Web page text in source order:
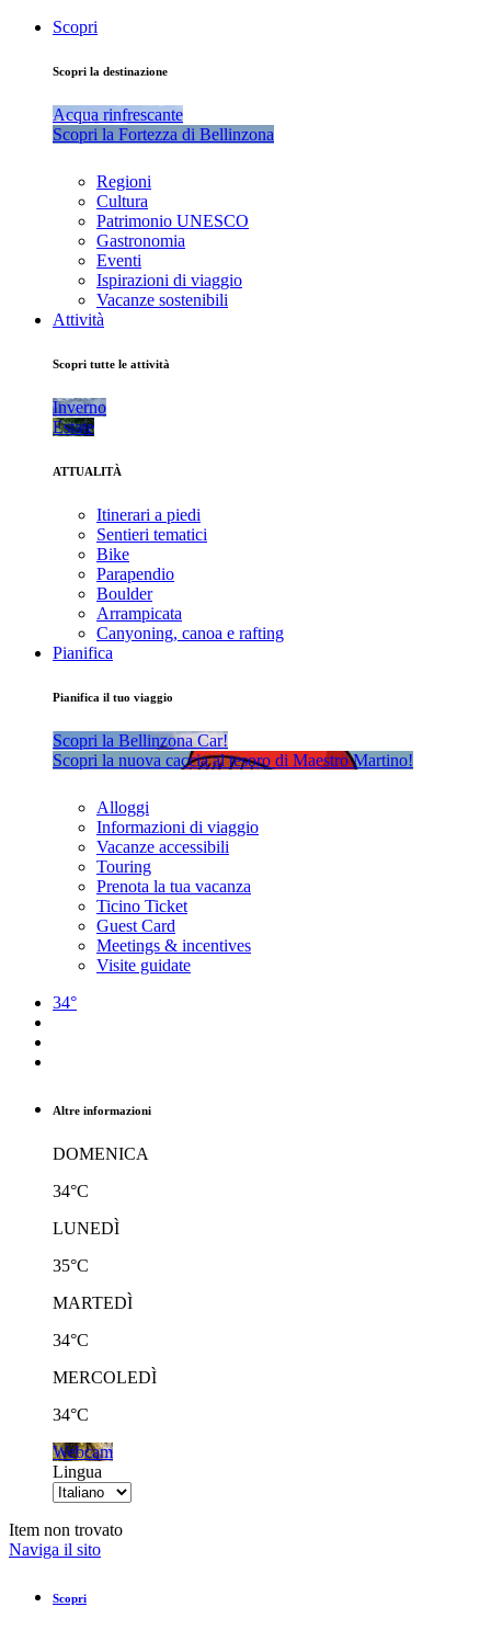
Scopri
Scopri la destinazione
Acqua rinfrescante
Scopri la Fortezza di Bellinzona
Regioni
Cultura
Patrimonio UNESCO
Gastronomia
Eventi
Ispirazioni di viaggio
Vacanze sostenibili
Attività
Scopri tutte le attività
Inverno
Estate
ATTUALITÀ
Itinerari a piedi
Sentieri tematici
Bike
Parapendio
Boulder
Arrampicata
Canyoning, canoa e rafting
Pianifica
Pianifica il tuo viaggio
Scopri la Bellinzona Car!
Scopri la nuova caccia al tesoro di Maestro Martino!
Alloggi
Informazioni di viaggio
Vacanze accessibili
Touring
Prenota la tua vacanza
Ticino Ticket
Guest Card
Meetings & incentives
Visite guidate
34°
Altre informazioni
DOMENICA
34°C
LUNEDÌ
35°C
MARTEDÌ
34°C
MERCOLEDÌ
34°C
Webcam
Lingua
Item non trovato
Naviga il sito
Scopri